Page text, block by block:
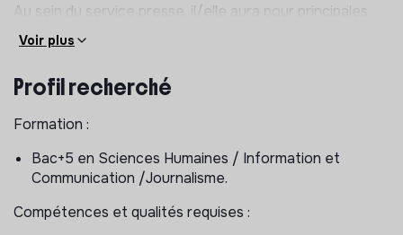
Au sein du service presse, il/elle aura pour principales
responsabilités :
presse ainsi que leur diffusion en interne en soutien
Contribuer à l’analyse quantitative et qualitative des
retombées médias, à l’évaluation et à l’amélioration
des outils mis en place pour l'analyse media.
Participer à l’élaboration et à la mise en œuvre de
stratégies presse nationales et locales pour des
Voir plus
Profil recherché
Formation :
Bac+5 en Sciences Humaines / Information et
Communication /Journalisme.
Compétences et qualités requises :